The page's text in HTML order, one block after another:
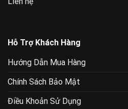
Hỗ Trợ Khách Hàng
Hướng Dẫn Mua Hàng
Chính Sách Bảo Mật
Điều Khoản Sử Dụng